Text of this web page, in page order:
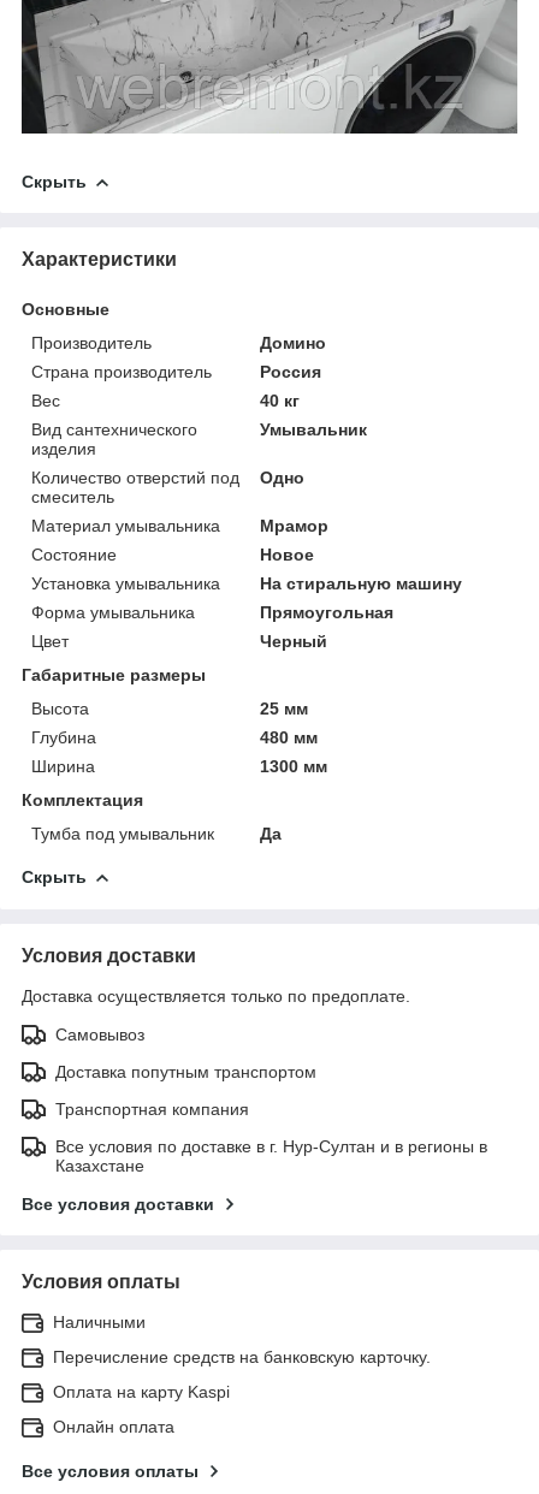
Скрыть
Характеристики
Основные
Производитель
Домино
Страна производитель
Россия
Вес
40 кг
Вид сантехнического
изделия
Умывальник
Количество отверстий под
смеситель
Одно
Материал умывальника
Мрамор
Состояние
Новое
Установка умывальника
На стиральную машину
Форма умывальника
Прямоугольная
Цвет
Черный
Габаритные размеры
Высота
25 мм
Глубина
480 мм
Ширина
1300 мм
Комплектация
Тумба под умывальник
Да
Скрыть
Условия доставки
Доставка осуществляется только по предоплате.
Самовывоз
Доставка попутным транспортом
Транспортная компания
Все условия по доставке в г. Нур-Султан и в регионы в
Казахстане
Все условия доставки
Условия оплаты
Наличными
Перечисление средств на банковскую карточку.
Оплата на карту Kaspi
Онлайн оплата
Все условия оплаты